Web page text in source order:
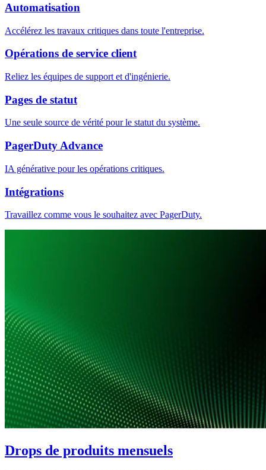
Automatisation
Accélérez les travaux critiques dans toute l'entreprise.
Opérations de service client
Reliez les équipes de support et d'ingénierie.
Pages de statut
Une seule source de vérité pour le statut du système.
PagerDuty Advance
IA générative pour les opérations critiques.
Intégrations
Travaillez comme vous le souhaitez avec PagerDuty.
Drops de produits mensuels